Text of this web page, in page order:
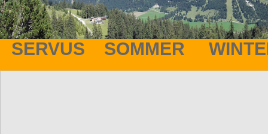
SERVUS SOMMER